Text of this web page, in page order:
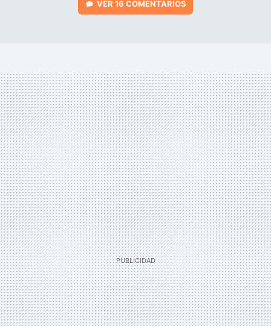
VER 16 COMENTARIOS